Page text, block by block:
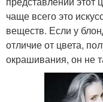
чаще всего это
веществ. Если у
отличие от цвета,
окрашивания, он не